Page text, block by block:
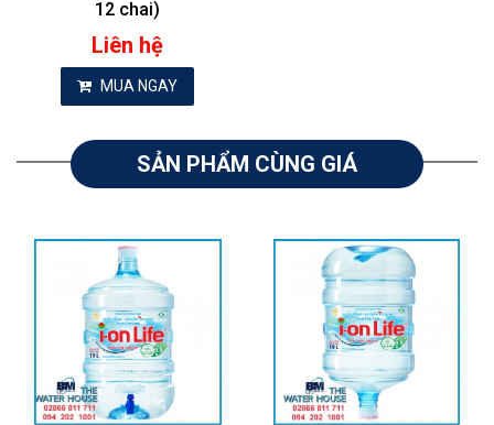
12 chai)
Liên hệ
MUA NGAY
SẢN PHẨM CÙNG GIÁ